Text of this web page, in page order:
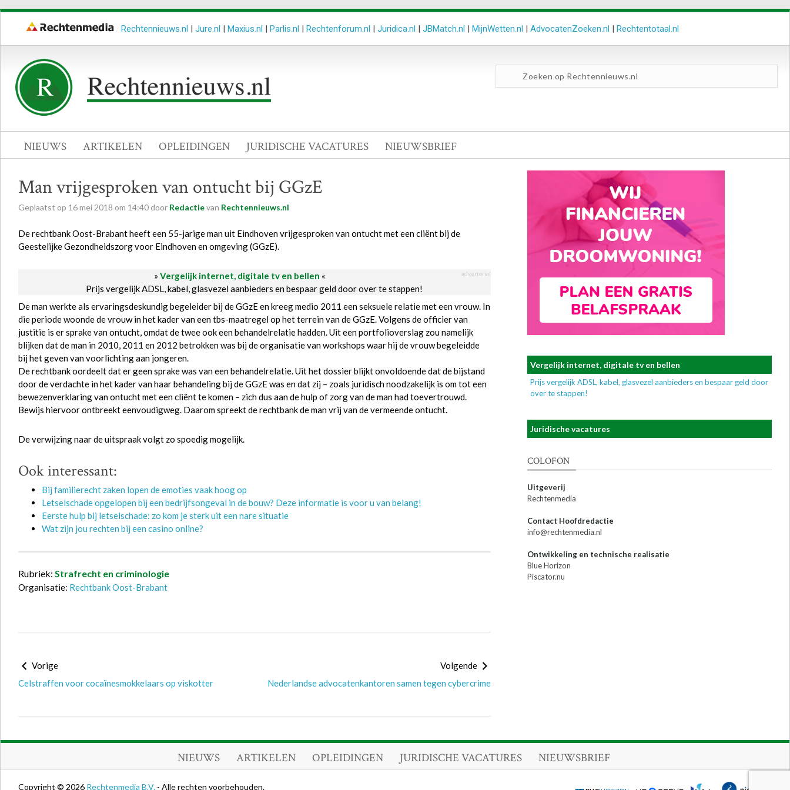
Rechtennieuws.nl | Jure.nl | Maxius.nl | Parlis.nl | Rechtenforum.nl | Juridica.nl | JBMatch.nl | MijnWetten.nl | AdvocatenZoeken.nl | Rechtentotaal.nl
NIEUWS ARTIKELEN OPLEIDINGEN JURIDISCHE VACATURES NIEUWSBRIEF
Man vrijgesproken van ontucht bij GGzE
Geplaatst op 16mei 2018 om 14:40 door Redactievan Rechtennieuws.nl
De rechtbank Oost-Brabant heeft een 55-jarige man uit Eindhoven vrijgesproken van ontucht met een cliënt bij de
Geestelijke Gezondheidszorg voor Eindhoven en omgeving (GGzE).
» Vergelijk internet, digitale tv en bellen « advertorial
Prijs vergelijk ADSL, kabel, glasvezel aanbieders en bespaar geld door over te stappen!
De man werkte als ervaringsdeskundig begeleider bij de GGzE en kreeg medio 2011 een seksuele relatie met een vrouw. In
die periode woonde de vrouw in het kader van een tbs-maatregel op het terrein van de GGzE. Volgens de officier van
justitie is er sprake van ontucht, omdat de twee ook een behandelrelatie hadden. Uit een portfolioverslag zou namelijk
blijken dat de man in 2010, 2011 en 2012 betrokken was bij de organisatie van workshops waar hij de vrouw begeleidde
bij het geven van voorlichting aan jongeren.
De rechtbank oordeelt dat er geen sprake was van een behandelrelatie. Uit het dossier blijkt onvoldoende dat de bijstand
door de verdachte in het kader van haar behandeling bij de GGzE was en dat zij – zoals juridisch noodzakelijk is om tot een
bewezenverklaring van ontucht met een cliënt te komen – zich dus aan de hulp of zorg van de man had toevertrouwd.
Bewijs hiervoor ontbreekt eenvoudigweg. Daarom spreekt de rechtbank de man vrij van de vermeende ontucht.
De verwijzing naar de uitspraak volgt zo spoedig mogelijk.
Ook interessant:
Bij familierecht zaken lopen de emoties vaak hoog op
Letselschade opgelopen bij een bedrijfsongeval in de bouw? Deze informatie is voor u van belang!
Eerste hulp bij letselschade: zo kom je sterk uit een nare situatie
Wat zijn jou rechten bij een casino online?
Rubriek: Strafrecht en criminologie
Organisatie: Rechtbank Oost-Brabant
Vorige
Celstraffen voor cocaïnesmokkelaars op viskotter
Volgende
Nederlandse advocatenkantoren samen tegen cybercrime
Vergelijk internet, digitale tv en bellen
Prijs vergelijk ADSL, kabel, glasvezel aanbieders en bespaar geld door
over te stappen!
Juridische vacatures
COLOFON
Uitgeverij
Rechtenmedia
Contact Hoofdredactie
info@rechtenmedia.nl
Ontwikkeling en technische realisatie
Blue Horizon
Piscator.nu
NIEUWS ARTIKELEN OPLEIDINGEN JURIDISCHE VACATURES NIEUWSBRIEF
Copyright © 2026 Rechtenmedia B.V. - Alle rechten voorbehouden.